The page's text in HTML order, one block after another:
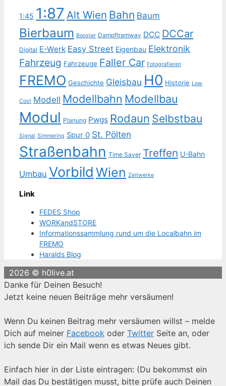
1:45 1:87 Alt Wien Bahn Baum
Bierbaum Booster Dampftramway DCC DCCar
Digital E-Werk Easy Street Eigenbau Elektronik
Fahrzeug Fahrzeuge Faller Car Fotografieren
FREMO Geschichte Gleisbau H0 Historie Low
Cost Modell Modellbahn Modellbau
Modul Planung Pwgs Rodaun Selbstbau
Signal Simmering Spur 0 St. Pölten
Straßenbahn Time Saver Treffen U-Bahn
Umbau Vorbild Wien Zeitwerke
Link
FEDES Shop
WORKandSTORE
Informationssammlung rund um die Localbahn im
FREMO
Haralds Blog
2026 © h0live.at
Danke für Deinen Besuch!
Jetzt keine neuen Beiträge mehr versäumen!
Wenn Du keinen Beitrag mehr versäumen willst – melde
Dich auf meiner Facebook oder Twitter Seite an, oder
ich sende Dir ein Mail wenn es etwas Neues gibt.
Einfach hier in der Liste eintragen: (Du bekommst ein
Mail das Du bestätigen musst, bitte prüfe auch Deinen